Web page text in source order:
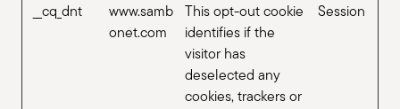
__cq_dnt
www.samb
onet.com
This opt-out cookie
identifies if the
visitor has
deselected any
cookies, trackers or
Session